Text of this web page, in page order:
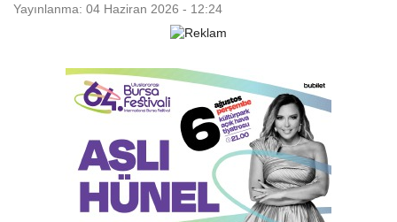
Yayınlanma: 04 Haziran 2026 - 12:24